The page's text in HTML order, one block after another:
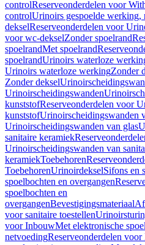
controlReserveonderdelen voor
controlUrinoirs gespoelde werking,
dekselReserveonderdelen voor
voor wc-dekselZonder spoelrand
spoelrandMet spoelrand
spoelrandUrinoirs waterloze
Urinoirs waterloze werkingZonder
Zonder deksel
Urinoirscheidingswanden
kunststofReserveonderdelen voor
kunststofUrinoirscheidingswanden
Urinoirscheidingswanden van glas
sanitaire keramiek
Urinoirscheidingswanden van
keramiekToebehoren
ToebehorenUrinoirdekselSifons en
spoelbochten en overgangen
spoelbochten en
overgangenBevestigingsmateriaal
voor sanitaire toestellen
voor InbouwMet elektronische
netvoedingReserveonderdelen